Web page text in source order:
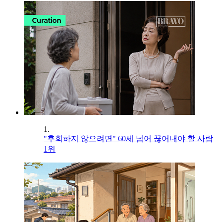
1.
"후회하지 않으려면" 60세 넘어 끊어내야 할 사람
1위